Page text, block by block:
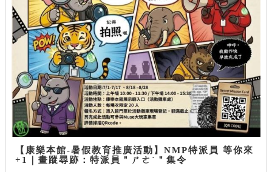
【康樂本館-暑假教育推廣活動】NMP特派員 等你來
+1｜畫蹤尋跡：特派員＂ㄕㄜˋ＂集令